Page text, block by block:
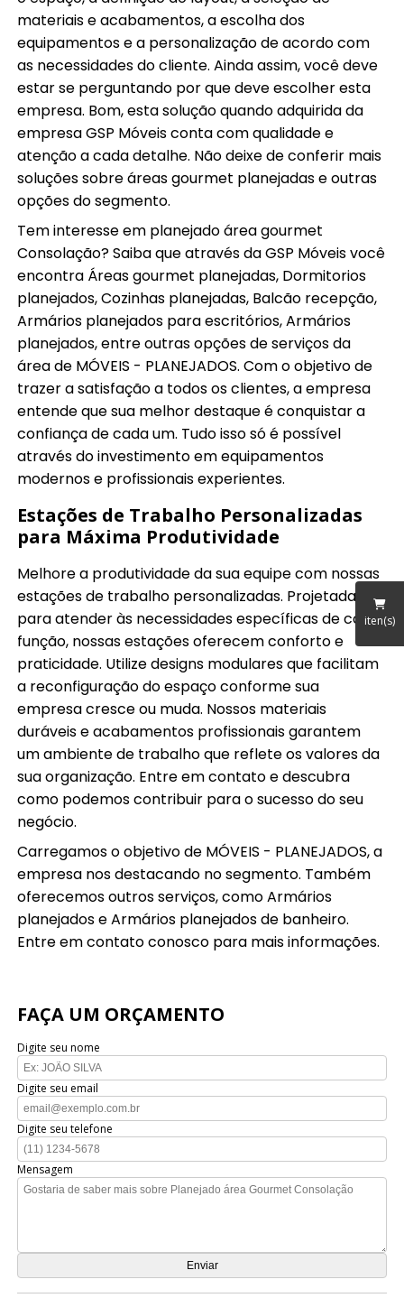
iten(s)
materiais e acabamentos, a escolha dos
equipamentos e a personalização de acordo com
as necessidades do cliente. Ainda assim, você deve
estar se perguntando por que deve escolher esta
empresa. Bom, esta solução quando adquirida da
empresa GSP Móveis conta com qualidade e
atenção a cada detalhe. Não deixe de conferir mais
soluções sobre áreas gourmet planejadas e outras
opções do segmento.
Tem interesse em planejado área gourmet
Consolação? Saiba que através da GSP Móveis você
encontra Áreas gourmet planejadas, Dormitorios
planejados, Cozinhas planejadas, Balcão recepção,
Armários planejados para escritórios, Armários
planejados, entre outras opções de serviços da
área de MÓVEIS - PLANEJADOS. Com o objetivo de
trazer a satisfação a todos os clientes, a empresa
entende que sua melhor destaque é conquistar a
confiança de cada um. Tudo isso só é possível
através do investimento em equipamentos
modernos e profissionais experientes.
Estações de Trabalho Personalizadas
para Máxima Produtividade
Melhore a produtividade da sua equipe com nossas
estações de trabalho personalizadas. Projetadas
para atender às necessidades específicas de cada
função, nossas estações oferecem conforto e
praticidade. Utilize designs modulares que facilitam
a reconfiguração do espaço conforme sua
empresa cresce ou muda. Nossos materiais
duráveis e acabamentos profissionais garantem
um ambiente de trabalho que reflete os valores da
sua organização. Entre em contato e descubra
como podemos contribuir para o sucesso do seu
negócio.
Carregamos o objetivo de MÓVEIS - PLANEJADOS, a
empresa nos destacando no segmento. Também
oferecemos outros serviços, como Armários
planejados e Armários planejados de banheiro.
Entre em contato conosco para mais informações.
FAÇA UM ORÇAMENTO
Digite seu nome
Digite seu email
Digite seu telefone
Mensagem